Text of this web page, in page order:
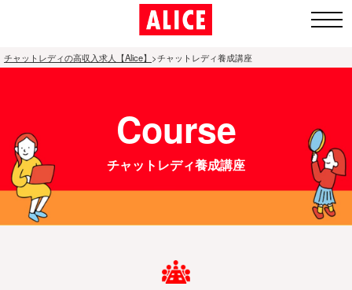
ップペー
ジ
2.通勤チャ
ットレディ
チャットレディの高収入求人【Alice】 >チャットレディ養成講座
Course
チャットレディ養成講座